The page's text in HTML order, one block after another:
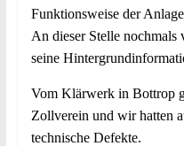
Funktionsweise der
An dieser Stelle
seine
Vom Klärwerk in Bottrop
Zollverein und wir hatten
technische Defekte.